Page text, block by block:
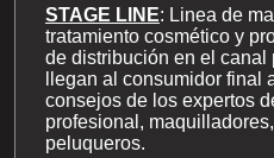
STAGE LINE: Linea de
tratamiento cosmético y
de distribución en el canal
llegan al consumidor final
consejos de los expertos
profesional,
peluqueros.